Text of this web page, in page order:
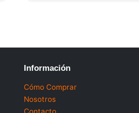
Información
Cómo Comprar
Nosotros